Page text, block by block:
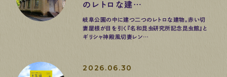
のレトロな建…
岐阜公園の中に建つ二つのレトロな建物。赤い切
妻屋根が目を引く『名和昆虫研究所記念昆虫館』と
ギリシャ神殿風切妻レン…
2026.06.30